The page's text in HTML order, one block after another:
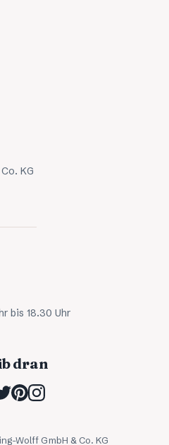
KG
bis 18.30 Uhr
dran
Wolff GmbH & Co. KG